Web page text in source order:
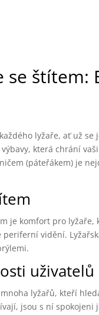
se
lyžaře, ať už
která chrání
(páteřákem) je
je komfort pro
periferní vidění.
uživatelů
lyžařů, kteří
jsou s ní